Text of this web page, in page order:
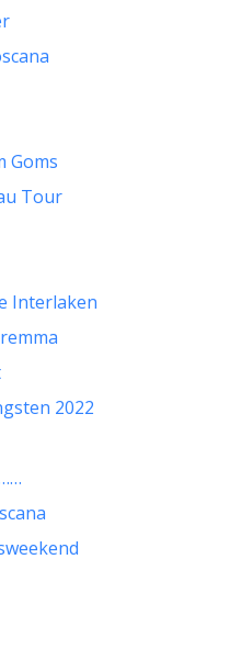
Goms
Tour
Interlaken
2022